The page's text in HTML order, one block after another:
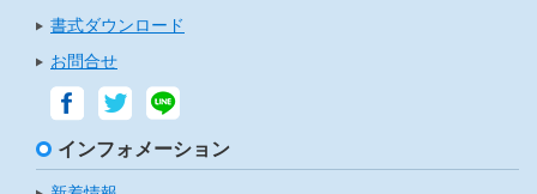
書式ダウンロード
お問合せ
インフォメーション